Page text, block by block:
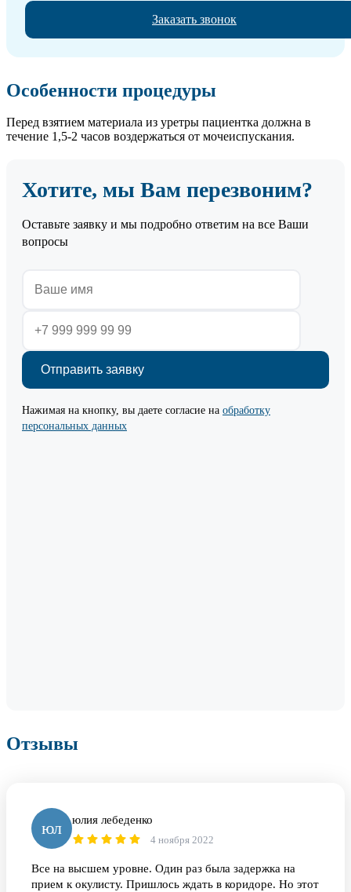
Заказать звонок
Особенности процедуры
Перед взятием материала из уретры пациентка должна в
течение 1,5-2 часов воздержаться от мочеиспускания.
Хотите, мы Вам перезвоним?
Оставьте заявку и мы подробно ответим на все Ваши
вопросы
Нажимая на кнопку, вы даете согласие на обработку
персональных данных
Отзывы
юл юлия лебеденко
4 ноября 2022
Все на высшем уровне. Один раз была задержка на
прием к окулисту. Пришлось ждать в коридоре. Но этот